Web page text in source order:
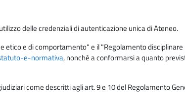
delle credenziali di autenticazione unica di Ateneo.
e di comportamento" e il "Regolamento
e-normativa, nonché a conformarsi a quanto
come descritti agli art. 9 e 10 del Regolamento